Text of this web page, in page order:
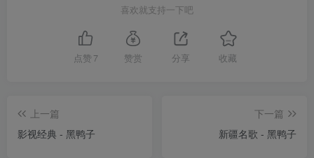
喜欢就支持一下吧
点赞 7 赞赏 分享 收藏
上一篇
影视经典 - 黑鸭子
下一篇
新疆名歌 - 黑鸭子